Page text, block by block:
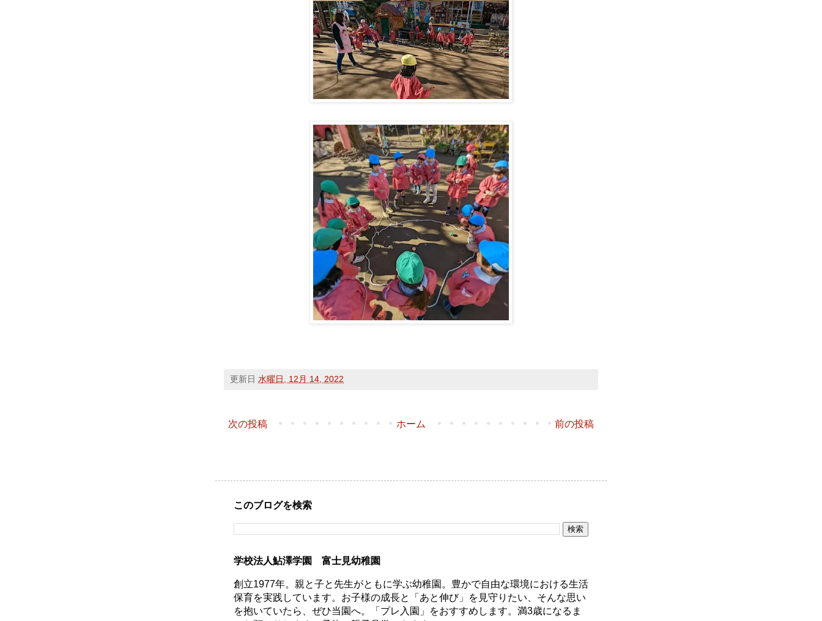
更新日 水曜日, 12月 14, 2022
次の投稿 前の投稿
ホーム
このブログを検索
学校法人鮎澤学園 富士見幼稚園
創立1977年。親と子と先生がともに学ぶ幼稚園。豊かで自由な環境における生活
保育を実践しています。お子様の成長と「あと伸び」を見守りたい、そんな思い
を抱いていたら、ぜひ当園へ。「プレ入園」をおすすめします。満3歳になるま